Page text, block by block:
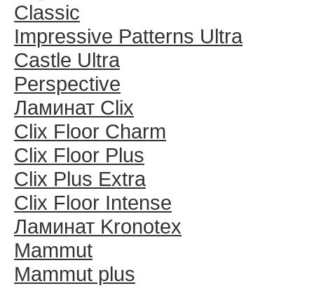
Classic
Impressive Patterns Ultra
Castle Ultra
Perspective
Ламинат Clix
Clix Floor Charm
Clix Floor Plus
Clix Plus Extra
Clix Floor Intense
Ламинат Kronotex
Mammut
Mammut plus